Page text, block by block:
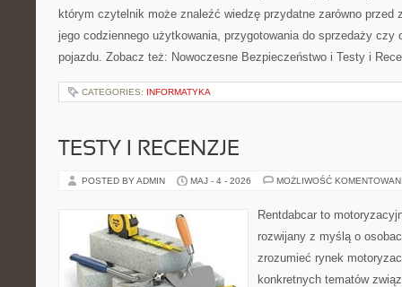
którym czytelnik może znaleźć wiedzę przydatne zarówno przed
jego codziennego użytkowania, przygotowania do sprzedaży czy
pojazdu. Zobacz też: Nowoczesne Bezpieczeństwo i Testy i
CATEGORIES: INFORMATYKA
TESTY I RECENZJE
POSTED BY ADMIN MAJ - 4 - 2026 MOŻLIWOŚĆ
Rentdabcar to
rozwijany z myślą o
zrozumieć rynek
konkretnych tematów